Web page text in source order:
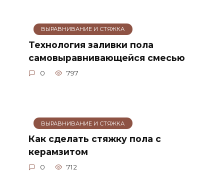
ВЫРАВНИВАНИЕ И СТЯЖКА
Технология заливки пола
самовыравнивающейся смесью
0 797
ВЫРАВНИВАНИЕ И СТЯЖКА
Как сделать стяжку пола с
керамзитом
0 712